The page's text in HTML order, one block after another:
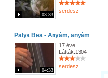
03:33
serdesz
Palya Bea - Anyám, anyám
04:33
17 éve
Látták:1304
serdesz